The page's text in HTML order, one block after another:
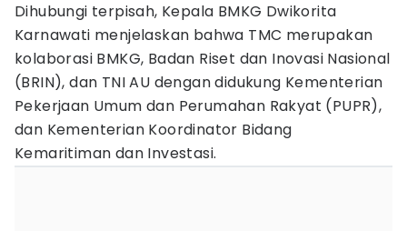
Dihubungi terpisah, Kepala BMKG Dwikorita
Karnawati menjelaskan bahwa TMC merupakan
kolaborasi BMKG, Badan Riset dan Inovasi Nasional
(BRIN), dan TNI AU dengan didukung Kementerian
Pekerjaan Umum dan Perumahan Rakyat (PUPR),
dan Kementerian Koordinator Bidang
Kemaritiman dan Investasi.